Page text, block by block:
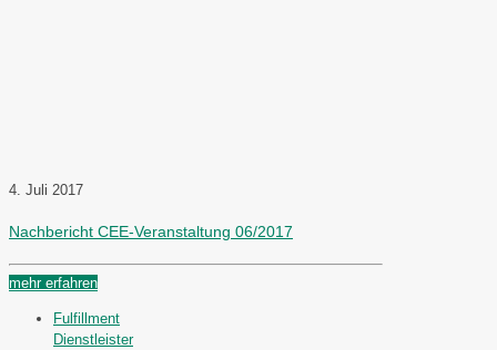
4. Juli 2017
Nachbericht CEE-Veranstaltung 06/2017
mehr erfahren
Fulfillment
Dienstleister